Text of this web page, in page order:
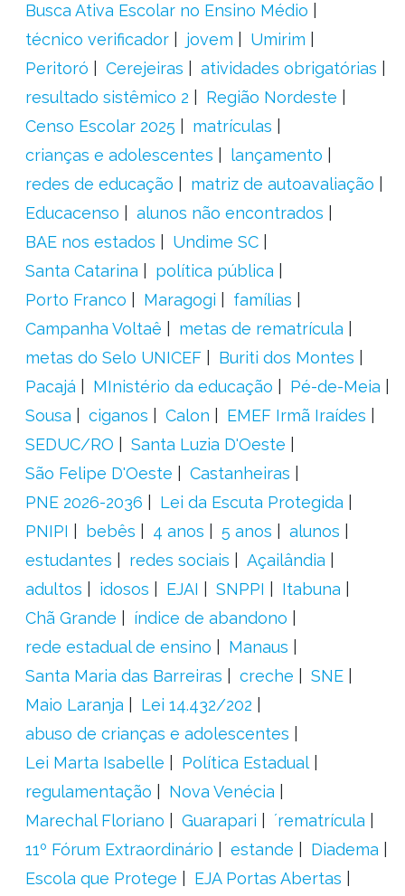
Busca Ativa Escolar no Ensino Médio
técnico verificador
jovem
Umirim
Peritoró
Cerejeiras
atividades obrigatórias
resultado sistêmico 2
Região Nordeste
Censo Escolar 2025
matrículas
crianças e adolescentes
lançamento
redes de educação
matriz de autoavaliação
Educacenso
alunos não encontrados
BAE nos estados
Undime SC
Santa Catarina
política pública
Porto Franco
Maragogi
famílias
Campanha Voltaê
metas de rematrícula
metas do Selo UNICEF
Buriti dos Montes
Pacajá
MInistério da educação
Pé-de-Meia
Sousa
ciganos Calon
EMEF Irmã Iraídes
SEDUC/RO
Santa Luzia D'Oeste
São Felipe D'Oeste
Castanheiras
PNE 2026-2036
Lei da Escuta Protegida
PNIPI
bebês 4 anos 5 anos
alunos
estudantes
redes sociais
Açailândia
adultos
idosos EJAI SNPPI
Itabuna
Chã Grande
índice de abandono
rede estadual de ensino
Manaus
Santa Maria das Barreiras
creche
SNE
Maio Laranja
Lei 14.432/202
abuso de crianças e adolescentes
Lei Marta Isabelle
Política Estadual
regulamentação
Nova Venécia
Marechal Floriano
Guarapari
´rematrícula
11º Fórum Extraordinário
estande
Diadema
Escola que Protege
EJA Portas Abertas